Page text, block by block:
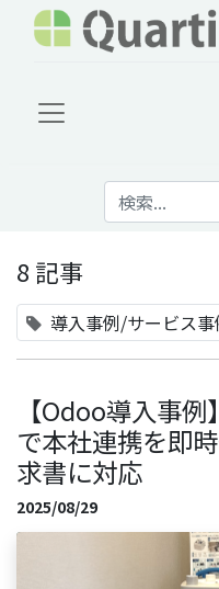
8 記事
導入事例/サービス事
【Odoo導入事
で本社連携を即
求書に対応
2025/08/29